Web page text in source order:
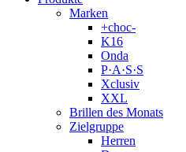
Marken
+choc-
K16
Onda
P·A·S·S
Xclusiv
XXL
Brillen des Monats
Zielgruppe
Herren